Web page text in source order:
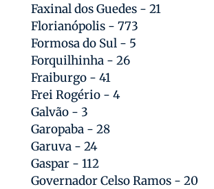
Faxinal dos Guedes - 21
Florianópolis - 773
Formosa do Sul - 5
Forquilhinha - 26
Fraiburgo - 41
Frei Rogério - 4
Galvão - 3
Garopaba - 28
Garuva - 24
Gaspar - 112
Governador Celso Ramos - 20